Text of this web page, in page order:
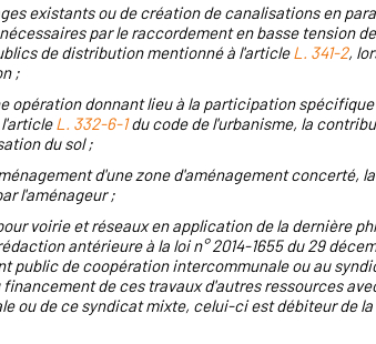
existants ou de création de canalisations en
par le raccordement en basse tension
de distribution mentionné à l'articleL. 341-2,
;
opération donnant lieu à la participation
L. 332-6-1du code de l'urbanisme, la
du sol ;
d'une zone d'aménagement concerté,
l'aménageur ;
voirie et réseaux en application de la dernière
antérieure à la loi n° 2014-1655 du 29
public de coopération intercommunale ou au
de ces travaux d'autres ressources
ou de ce syndicat mixte, celui-ci est débiteur de